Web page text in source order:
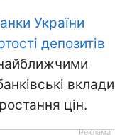
анки України
депозитів
вклади
цін.